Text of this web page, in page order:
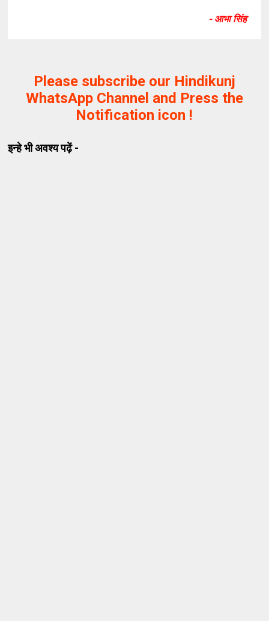
- आभा सिंह
Please subscribe our Hindikunj
WhatsApp Channel and Press the
Notification icon !
इन्हे भी अवश्य पढ़ें -